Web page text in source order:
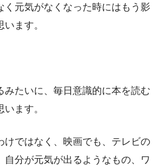
く元気がなくなった時にはもう影
ます。
みたいに、毎日意識的に本を読む
ます。
けではなく、映画でも、テレビの
自分が元気が出るようなもの、ワ